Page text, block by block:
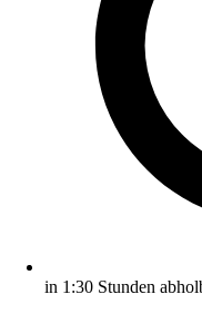
in 1:30 Stunden